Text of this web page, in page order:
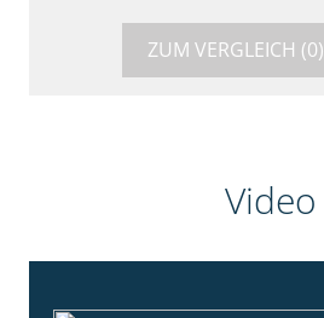
ZUM VERGLEICH (0)
Video